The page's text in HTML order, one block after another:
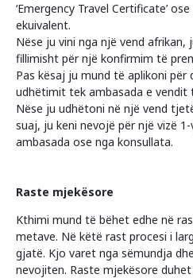
‘Emergency Travel Certificate’
ekuivalent.
Nëse ju vini nga një vend afrikan,
fillimisht për një konfirmim të
Pas kësaj ju mund të aplikoni
udhëtimit tek ambasada e vendit
Nëse ju udhëtoni në një vend
suaj, ju keni nevojë për një vizë
ambasada ose nga konsullata.
Raste mjekësore
Kthimi mund të bëhet edhe në
metave. Në këtë rast procesi i
gjatë. Kjo varet nga sëmundja
nevojiten. Raste mjekësore